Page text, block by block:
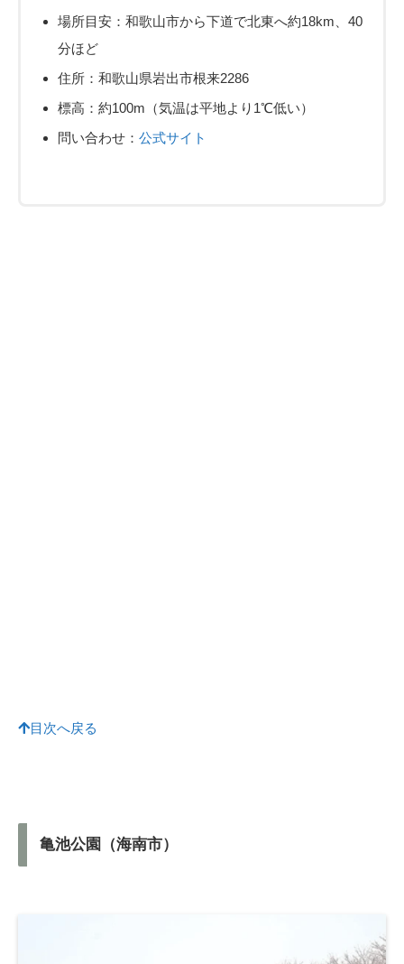
場所目安：和歌山市から下道で北東へ約18km、40
分ほど
住所：和歌山県岩出市根来2286
標高：約100m（気温は平地より1℃低い）
問い合わせ： 公式サイト
目次へ戻る
亀池公園（海南市）